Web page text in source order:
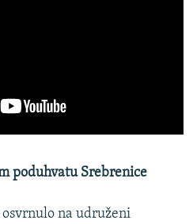
poduhvatu Srebrenice
na udruženi